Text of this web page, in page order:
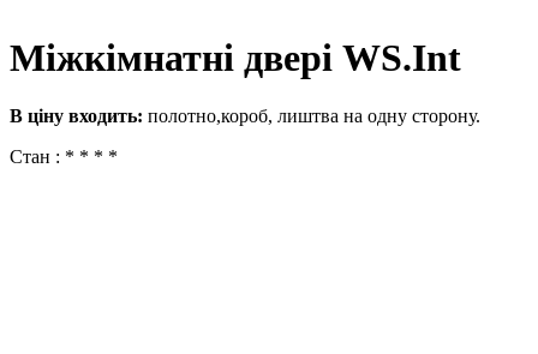
Міжкімнатні двері WS.Int
В ціну входить: полотно,короб, лиштва на одну сторону.
Стан : * * * *